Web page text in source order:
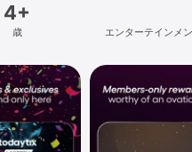
4+
歳 エンターテインメ